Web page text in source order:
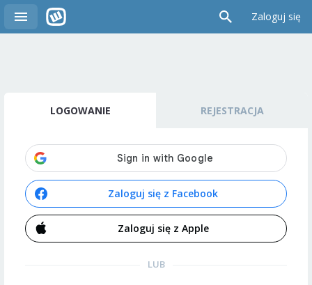
Zaloguj się
LOGOWANIE REJESTRACJA
Zaloguj się z Facebook
Zaloguj się z Apple
LUB